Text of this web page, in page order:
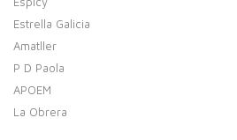
Estrella Galicia
Amatller
P D Paola
APOEM
La Obrera